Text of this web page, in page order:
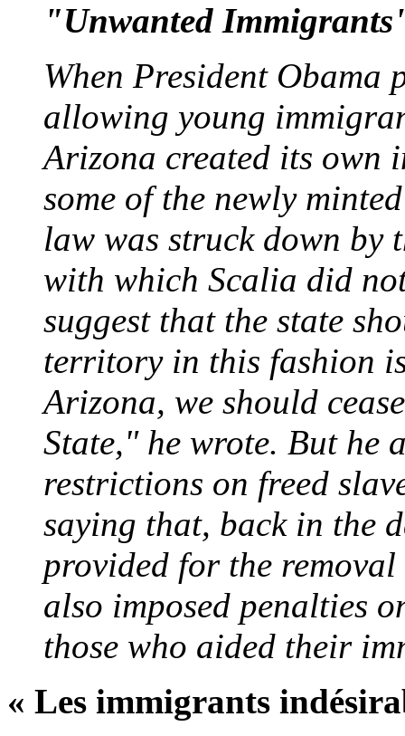
"Unwanted
When President Obama
allowing young
Arizona created its own
some of the newly
law was struck down by
with which Scalia did
suggest that the state
territory in this fashion
Arizona, we should
State," he wrote. But he
restrictions on freed
saying that, back in the
provided for the
also imposed penalties
those who aided their
« Les immigrants